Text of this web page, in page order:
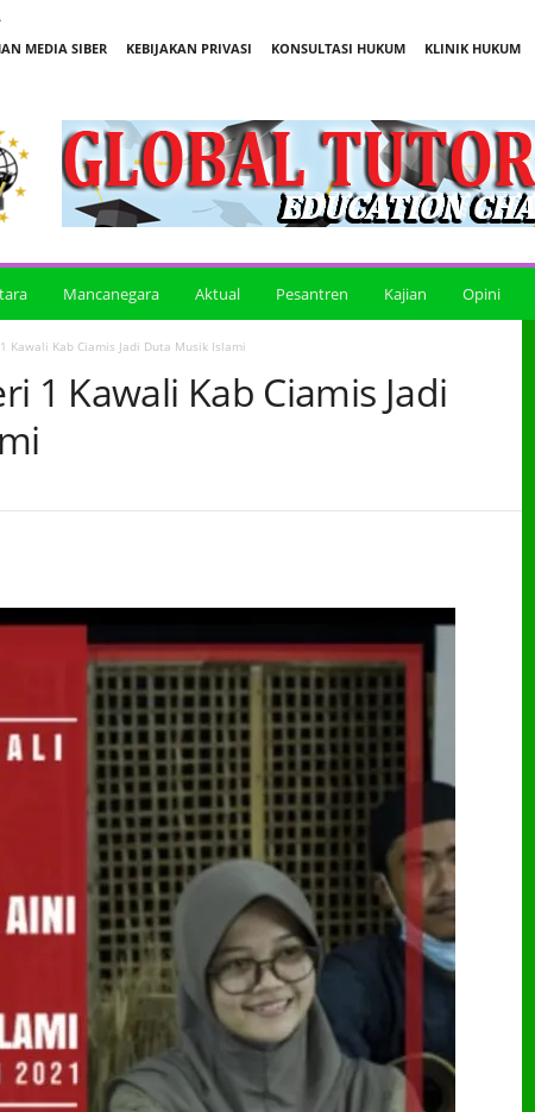
MEDIA SIBER KEBIJAKAN PRIVASI KONSULTASI HUKUM KLINIK HUKUM
Mancanegara Aktual Pesantren Kajian Opini
Kawali Kab Ciamis Jadi Duta Musik Islami
1 Kawali Kab Ciamis Jadi